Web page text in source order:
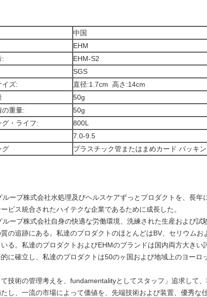
中国
EHM
:
EHM-S2
SGS
イズ:
直径:1.7cm 高さ:14cm
50g
の重量:
50g
グ・ライフ:
800L
7.0-9.5
グ
プラスチック管またはまめカード パッキ
ループ株式会社水処理及びヘルスケアずっとプロダクトを、長
ビス統合されたハイテクな企業であるために成長した。
ループ株式会社自身の快適な労働環境、洗練された生産および
質の追跡にある。私達のプロダクトのほとんどはBV、セリウム
る。私達のプロダクトおよびEHMのブランドは国内両方大き
に確立し、私達のプロダクトは50のヶ国および地域上のヨーロ
て技術の管理考えを、fundamentalityとしてスタッフ」追求し
し、一流の市場によって価値を、先端技術および装置、優秀